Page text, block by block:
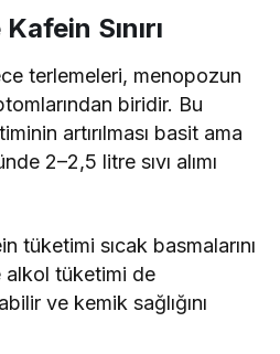
Sınırı
terlemeleri, menopozun
biridir. Bu
artırılması basit ama
2–2,5 litre sıvı alımı
tüketimi sıcak basmalarını
alkol tüketimi de
ve kemik sağlığını